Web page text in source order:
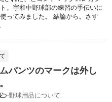
。宇和中野球部の練習の手伝いに
ってみました。 結論から。さす
パンツのマークは外し
-野球用品について